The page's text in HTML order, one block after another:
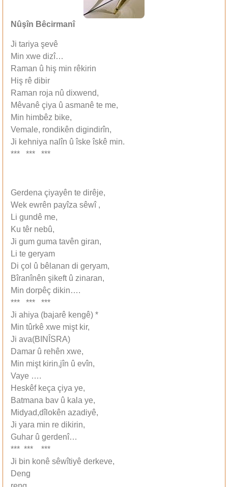
Nûş‏în Bêcirmanî
Ji tariya ‏şevê
Min xwe dizî…
Raman û hiş‏ min rêkirin
Hiş‏ rê dibir
Raman roja nû dixwend,
Mêvanê çiya û asmanê te me,
Min himbêz bike,
Vemale, rondikên digindirîn,
Ji kehniya nalîn û îske îskê min.
*** *** ***
Gerdena çiyayên te dirêje,
Wek ewrên payîza sêwî ,
Li gundê me,
Ku têr nebû,
Ji gum guma tavên giran,
Li te geryam
Di çol û bêlanan di geryam,
Bîranînên ‏şikeft û zinaran,
Min dorpêç dikin….
*** *** ***
Ji ‏ahiya (bajarê kengê) *
Min tûrkê xwe mi‏şt kir,
Ji ava(BINÎSRA)
Damar û rehên xwe,
Min miş‏t kirin,jîn û evîn,
Vaye ….
Heskêf keça çiya ye,
Batmana bav û kala ye,
Midyad,dîlokên azadiyê,
Ji yara min re dikirin,
Guhar û gerdenî…
*** *** ***
Ji bin konê sêwîtiyê derkeve,
Deng